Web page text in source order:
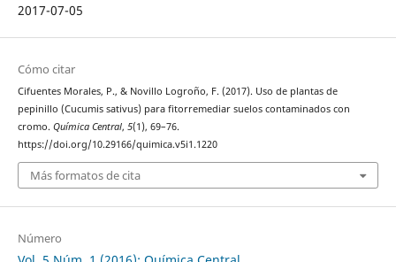
2017-07-05
Cómo citar
Cifuentes Morales, P., & Novillo Logroño, F. (2017). Uso de plantas de
pepinillo (Cucumis sativus) para fitorremediar suelos contaminados con
cromo. Química Central, 5(1), 69–76.
https://doi.org/10.29166/quimica.v5i1.1220
Más formatos de cita
Número